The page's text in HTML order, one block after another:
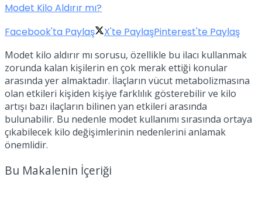
Modet Kilo Aldırır mı?
Facebook'ta Paylaş
X'te PaylaşPinterest'te Paylaş
Modet kilo aldırır mı sorusu, özellikle bu ilacı kullanmak
zorunda kalan kişilerin en çok merak ettiği konular
arasında yer almaktadır. İlaçların vücut metabolizmasına
olan etkileri kişiden kişiye farklılık gösterebilir ve kilo
artışı bazı ilaçların bilinen yan etkileri arasında
bulunabilir. Bu nedenle modet kullanımı sırasında ortaya
çıkabilecek kilo değişimlerinin nedenlerini anlamak
önemlidir.
Bu Makalenin İçeriği